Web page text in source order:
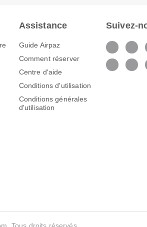
Assistance
Guide Airpaz
Comment réserver
Centre d'aide
Conditions d'utilisation
Conditions générales
d'utilisation
Suivez-